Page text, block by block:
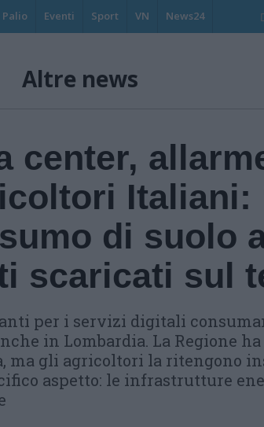
Palio Eventi Sport VN News24
Altre news
center,
Italiani:
di suolo
scaricati sul
per i servizi digitali
in Lombardia. La Regione
ma gli agricoltori la ritengono
aspetto: le infrastrutture